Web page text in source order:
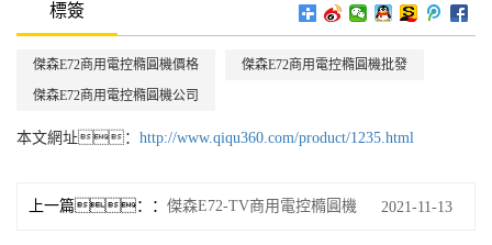
標簽
傑森E72商用電控橢圓機價格
傑森E72商用電控橢圓機批發
傑森E72商用電控橢圓機公司
本文網址： http://www.qiqu360.com/product/1235.html
上一篇： 傑森E72-TV商用電控橢圓機 2021-11-13